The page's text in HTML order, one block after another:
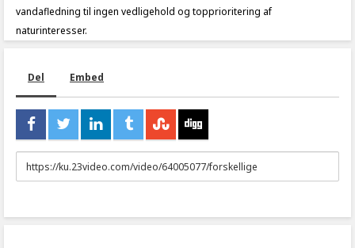
vandafledning til ingen vedligehold og topprioritering af
naturinteresser.
Del Embed
URL
to